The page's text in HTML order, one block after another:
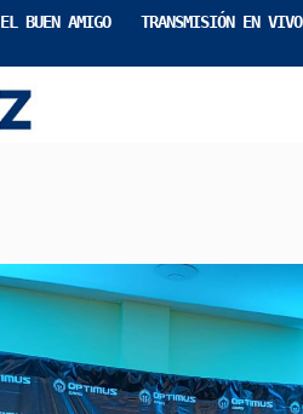
EL BUEN AMIGO
TRANSMISIÓN EN VIVO